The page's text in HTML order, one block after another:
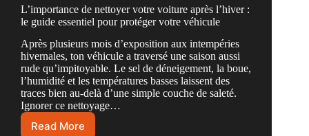
L’importance de nettoyer votre voiture après l’hiver :
le guide essentiel pour protéger votre véhicule
Après plusieurs mois d’exposition aux intempéries
hivernales, ton véhicule a traversé une saison aussi
rude qu’impitoyable. Le sel de déneigement, la boue,
l’humidité et les températures basses laissent des
traces bien au-delà d’une simple couche de saleté.
Ignorer ce nettoyage…
Read MoreL’importance